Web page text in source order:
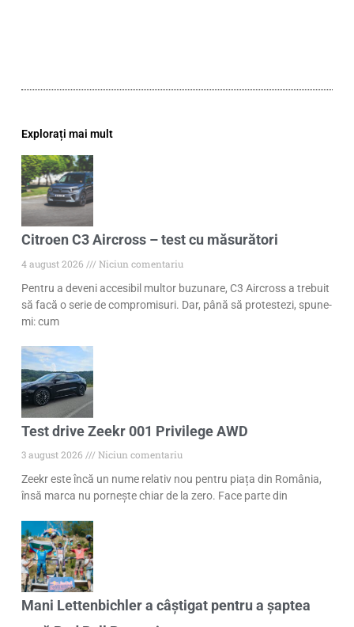
Explorați mai mult
Citroen C3 Aircross – test cu măsurători
4 august 2026
Niciun comentariu
Pentru a deveni accesibil multor buzunare, C3 Aircross a trebuit
să facă o serie de compromisuri. Dar, până să protestezi, spune-
mi: cum
Test drive Zeekr 001 Privilege AWD
3 august 2026
Niciun comentariu
Zeekr este încă un nume relativ nou pentru piața din România,
însă marca nu pornește chiar de la zero. Face parte din
Mani Lettenbichler a câștigat pentru a șaptea